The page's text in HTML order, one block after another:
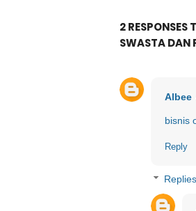
2
SWASTA DAN
Albee
bisnis
Reply
Replies